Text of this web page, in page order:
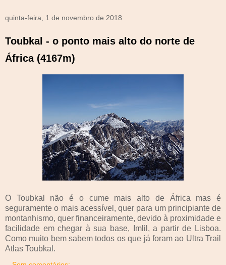
quinta-feira, 1 de novembro de 2018
Toubkal - o ponto mais alto do norte de
África (4167m)
O Toubkal não é o cume mais alto de África mas é
seguramente o mais acessível, quer para um principiante de
montanhismo, quer financeiramente, devido à proximidade e
facilidade em chegar à sua base, Imlil, a partir de Lisboa.
Como muito bem sabem todos os que já foram ao Ultra Trail
Atlas Toubkal.